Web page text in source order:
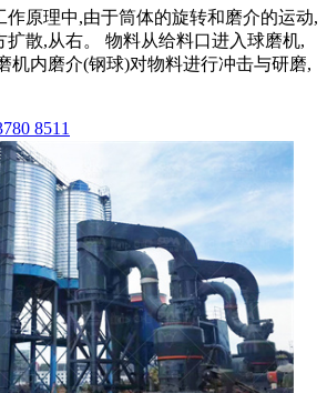
作原理中,由于筒体的旋转和磨介的运动,
扩散,从右。 物料从给料口进入球磨机,
机内磨介(钢球)对物料进行冲击与研磨,
8511